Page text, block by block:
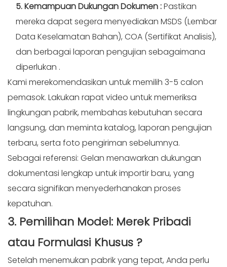
5. Kemampuan Dukungan Dokumen :Pastikan
mereka dapat segera menyediakan MSDS (Lembar
Data Keselamatan Bahan), COA (Sertifikat Analisis),
dan berbagai laporan pengujian sebagaimana
diperlukan .
Kami merekomendasikan untuk memilih 3-5 calon
pemasok. Lakukan rapat video untuk memeriksa
lingkungan pabrik, membahas kebutuhan secara
langsung, dan meminta katalog, laporan pengujian
terbaru, serta foto pengiriman sebelumnya.
Sebagai referensi: Gelan menawarkan dukungan
dokumentasi lengkap untuk importir baru, yang
secara signifikan menyederhanakan proses
kepatuhan.
3. Pemilihan Model: Merek Pribadi
atau Formulasi Khusus ?
Setelah menemukan pabrik yang tepat, Anda perlu